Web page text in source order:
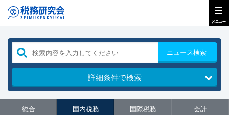
ニュース検索
詳細条件で検索
総合 国内税務 国際税務 会計